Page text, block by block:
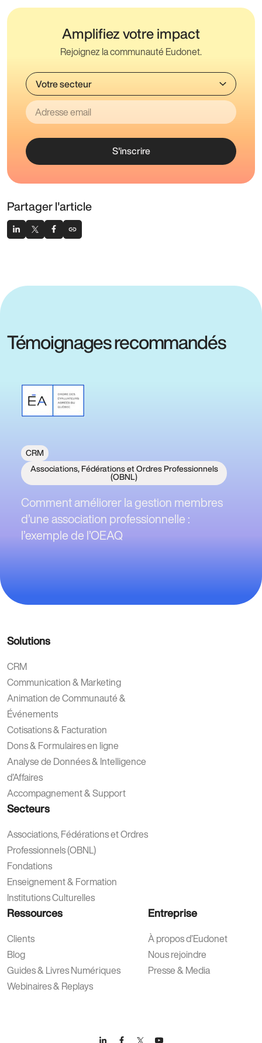
Amplifiez votre impact
Rejoignez la communauté Eudonet.
S'inscrire
Partager l'article
Témoignages recommandés
CRM
Associations, Fédérations et Ordres Professionnels
(OBNL)
Comment améliorer la gestion membres
d’une association professionnelle :
l’exemple de l’OEAQ
Solutions
CRM
Communication & Marketing
Animation de Communauté &
Événements
Cotisations & Facturation
Dons & Formulaires en ligne
Analyse de Données & Intelligence
d’Affaires
Accompagnement & Support
Secteurs
Associations, Fédérations et Ordres
Professionnels (OBNL)
Fondations
Enseignement & Formation
Institutions Culturelles
Ressources
Clients
Blog
Guides & Livres Numériques
Webinaires & Replays
Entreprise
À propos d’Eudonet
Nous rejoindre
Presse & Media